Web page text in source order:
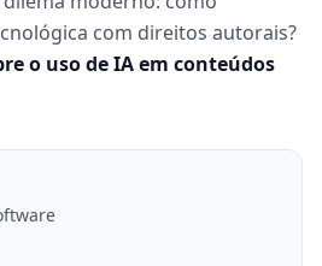
com direitos autorais?
o uso de IA em conteúdos